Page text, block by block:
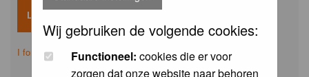
Wij gebruiken de volgende cookies:
Functioneel: cookies die er voor
zorgen dat onze website naar behoren
I forgot my password